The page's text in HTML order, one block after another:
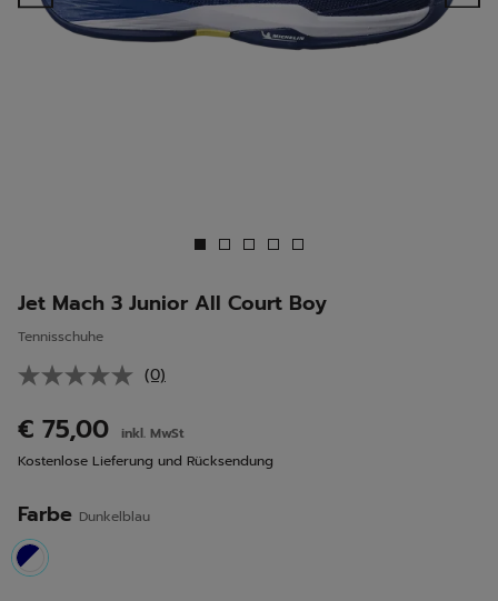
Jet Mach 3 Junior All Court Boy
Tennisschuhe
Kein
auf
derselben
Seite.
(0)
€ 75,00
inkl. MwSt
Kostenlose Lieferung und Rücksendung
Farbe Dunkelblau
selected